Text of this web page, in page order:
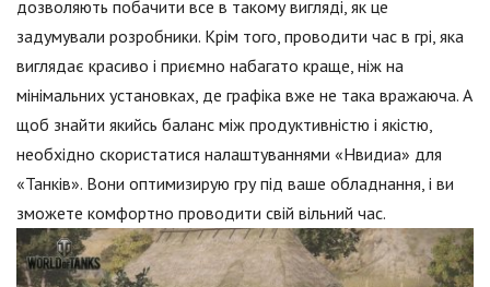
дозволяють побачити все в такому вигляді, як це
задумували розробники. Крім того, проводити час в грі, яка
виглядає красиво і приємно набагато краще, ніж на
мінімальних установках, де графіка вже не така вражаюча. А
щоб знайти якийсь баланс між продуктивністю і якістю,
необхідно скористатися налаштуваннями «Нвидиа» для
«Танків». Вони оптимизирую гру під ваше обладнання, і ви
зможете комфортно проводити свій вільний час.